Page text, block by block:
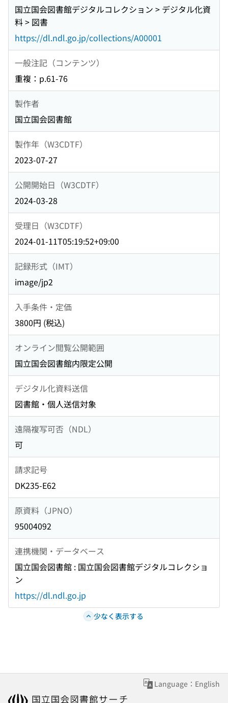
国立国会図書館デジタルコレクション > デジタル化資
料 > 図書
https://dl.ndl.go.jp/collections/A00001
一般注記（コンテンツ）
重複：p.61-76
製作者
国立国会図書館
製作年（W3CDTF）
2023-07-27
公開開始日（W3CDTF）
2024-03-28
受理日（W3CDTF）
2024-01-11T05:19:52+09:00
記録形式（IMT）
image/jp2
入手条件・定価
3800円 (税込)
オンライン閲覧公開範囲
国立国会図書館内限定公開
デジタル化資料送信
図書館・個人送信対象
遠隔複写可否（NDL）
可
請求記号
DK235-E62
原資料（JPNO）
95004092
連携機関・データベース
国立国会図書館 : 国立国会図書館デジタルコレクショ
ン
https://dl.ndl.go.jp
少なく表示する
Language：English